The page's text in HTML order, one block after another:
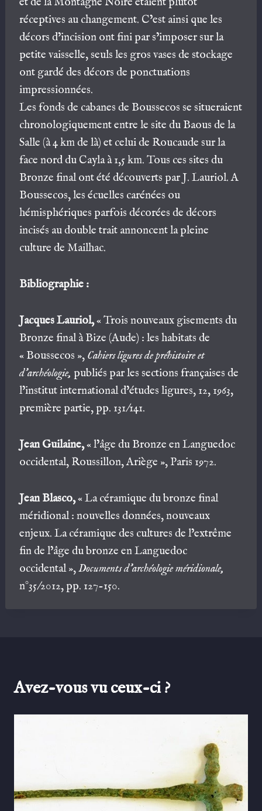
réceptives au changement. C’est ainsi que les
décors d’incision ont fini par s’imposer sur la
petite vaisselle, seuls les gros vases de stockage
ont gardé des décors de ponctuations
impressionnées.
Les fonds de cabanes de Boussecos se situeraient
chronologiquement entre le site du Baous de la
Salle (à 4 km de là) et celui de Roucaude sur la
face nord du Cayla à 1,5 km. Tous ces sites du
Bronze final ont été découverts par J. Lauriol. A
Boussecos, les écuelles carénées ou
hémisphériques parfois décorées de décors
incisés au double trait annoncent la pleine
culture de Mailhac.
Bibliographie :
Jacques Lauriol,« Trois nouveaux gisements du
Bronze final à Bize (Aude) : les habitats de
« Boussecos », Cahiers ligures de préhistoire et
d’archéologie, publiés par les sections françaises de
l’institut international d’études ligures, 12, 1963,
première partie, pp. 131/141.
Jean Guilaine,« l’âge du Bronze en Languedoc
occidental, Roussillon, Ariège », Paris 1972.
Jean Blasco,« La céramique du bronze final
méridional : nouvelles données, nouveaux
enjeux. La céramique des cultures de l’extrême
fin de l’âge du bronze en Languedoc
occidental »,Documents d’archéologie méridionale,
n°35/2012, pp. 127-150.
Avez-vous vu ceux-ci ?